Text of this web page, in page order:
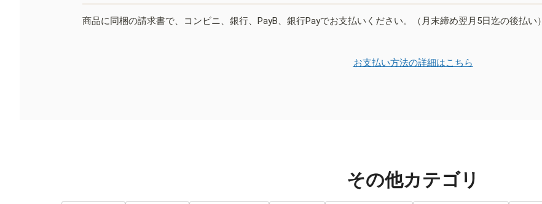
商品に同梱の請求書で、コンビニ、銀行、PayB、銀行Payでお支払いください。（月末締め翌月5日迄の後払い）
お支払い方法の詳細はこちら
その他カテゴリ